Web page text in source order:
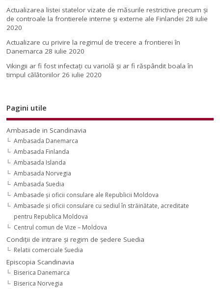
Actualizarea listei statelor vizate de măsurile restrictive precum și
de controale la frontierele interne și externe ale Finlandei 28 iulie
2020
Actualizare cu privire la regimul de trecere a frontierei în
Danemarca 28 iulie 2020
Vikingii ar fi fost infectaţi cu variolă şi ar fi răspândit boala în
timpul călătoriilor 26 iulie 2020
Pagini utile
Ambasade in Scandinavia
Ambasada Danemarca
Ambasada Finlanda
Ambasada Islanda
Ambasada Norvegia
Ambasada Suedia
Ambasade şi oficii consulare ale Republicii Moldova
Ambasade şi oficii consulare cu sediul în străinătate, acreditate
pentru Republica Moldova
Centrul comun de Vize – Moldova
Condiţii de intrare şi regim de şedere Suedia
Relatii comerciale Suedia
Episcopia Scandinavia
Biserica Danemarca
Biserica Norvegia